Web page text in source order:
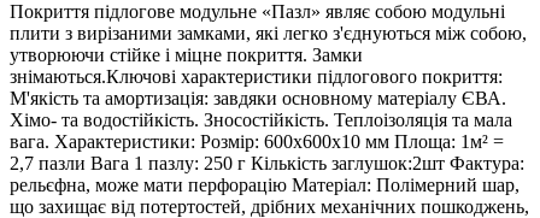
Покриття підлогове модульне «Пазл» являє собою модульні
плити з вирізаними замками, які легко з'єднуються між собою,
утворюючи стійке і міцне покриття. Замки
знімаються.Ключові характеристики підлогового покриття:
М'якість та амортизація: завдяки основному матеріалу ЄВА.
Хімо- та водостійкість. Зносостійкість. Теплоізоляція та мала
вага. Характеристики: Розмір: 600х600х10 мм Площа: 1м² =
2,7 пазли Вага 1 пазлу: 250 г Кількість заглушок:2шт Фактура:
рельєфна, може мати перфорацію Матеріал: Полімерний шар,
що захищає від потертостей, дрібних механічних пошкоджень,